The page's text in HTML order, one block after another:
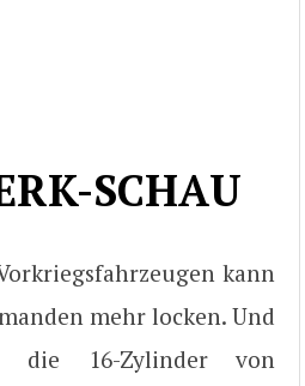
SCHAU
kann
mehr locken. Und
die 16-Zylinder von